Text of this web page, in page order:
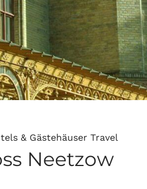
& Gästehäuser Travel
Neetzow